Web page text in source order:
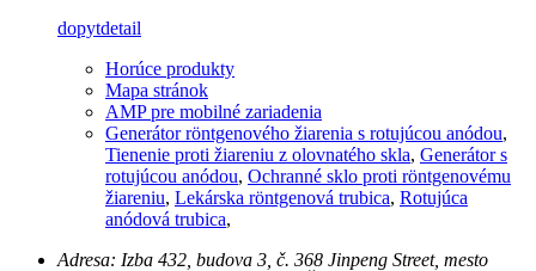
dopytdetail
Horúce produkty
Mapa stránok
AMP pre mobilné zariadenia
Generátor röntgenového žiarenia s rotujúcou anódou,
Tienenie proti žiareniu z olovnatého skla, Generátor s
rotujúcou anódou, Ochranné sklo proti röntgenovému
žiareniu, Lekárska röntgenová trubica, Rotujúca
anódová trubica,
Adresa: Izba 432, budova 3, č. 368 Jinpeng Street, mesto